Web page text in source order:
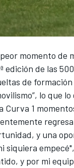
momento de
edición de las
de formación
lo que
1
y una
y por mi